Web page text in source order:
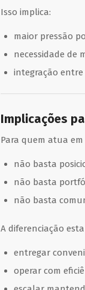
Isso implica:
maior pressão
necessidade de
integração
Implicações
Para quem atua
não basta
não basta
não basta
A diferenciação
entregar
operar com